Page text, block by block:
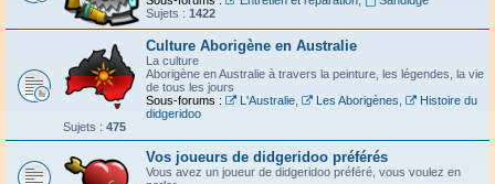
Sujets : 1422
Culture Aborigène en Australie
La culture
Aborigène en Australie à travers la peinture, les légendes, la vie
de tous les jours
Sous-forums :
L'Australie, Les Aborigènes
Histoire du
didgeridoo
Sujets : 475
Vos joueurs de didgeridoo préférés
Vous avez un joueur de didgeridoo préféré, vous voulez en